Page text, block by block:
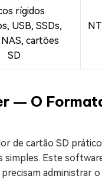
rígidos
USB, SSDs,
cartões
SD
― O
de cartão SD
simples. Este
administrar